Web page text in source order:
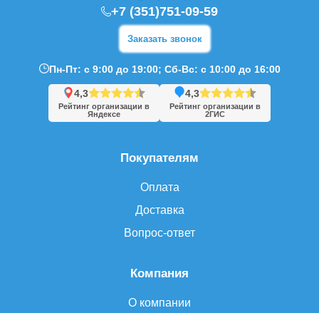
Компания
О компании
Покупателям
Оплата
Доставка
Вопрос-ответ
+7 (351)751-09-59
Заказать звонок
Пн-Пт: с 9:00 до 19:00; Сб-Вс: с 10:00 до 16:00
4,3
Рейтинг организации в
Яндексе
4,3
Рейтинг организации в
2ГИС